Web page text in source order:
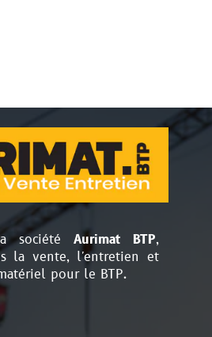
société Aurimat BTP,
la vente, l'entretien et
pour le BTP.